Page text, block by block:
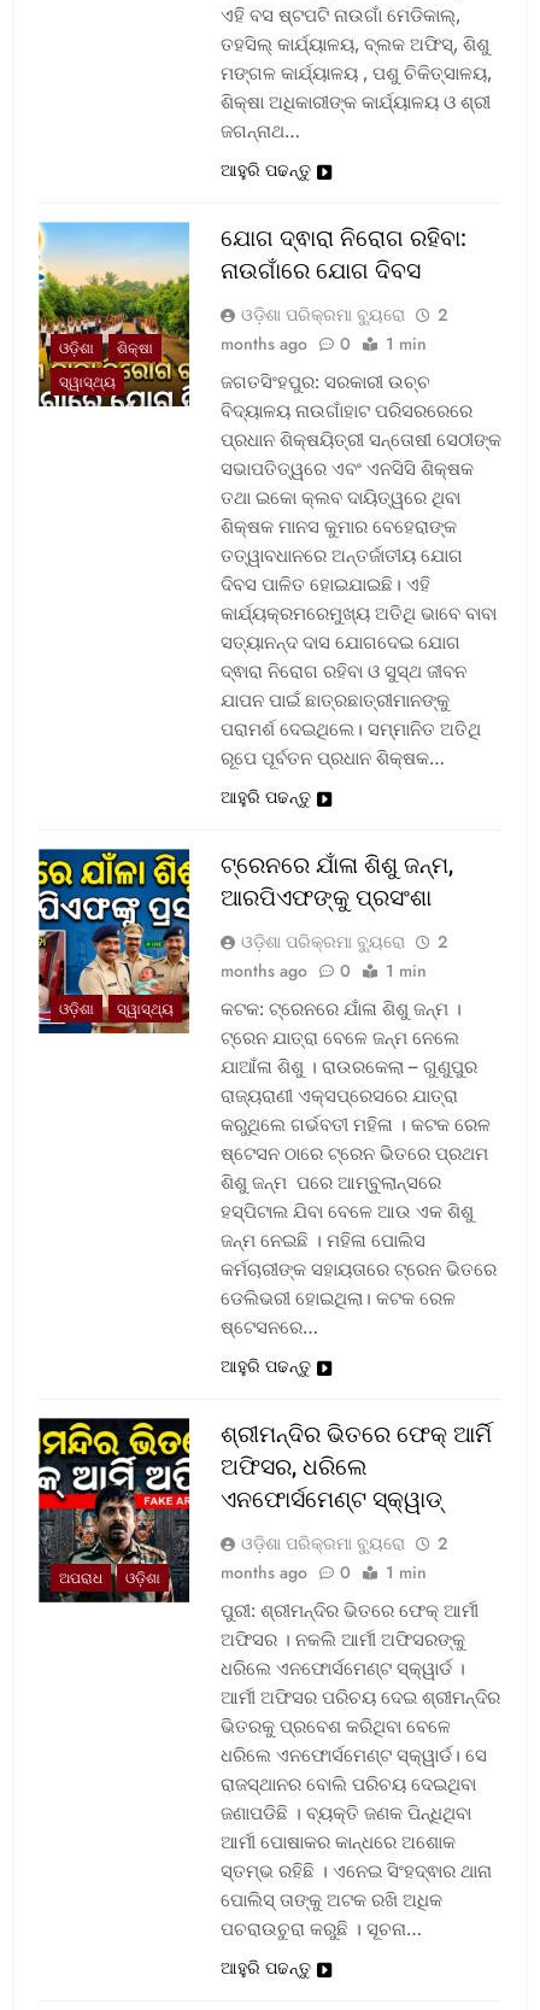
ଏହି ବସ ଷ୍ଟପଟି ନାଉଗାଁ ମେଡିକାଲ୍‌,
ତହସିଲ୍‌ କାର୍ଯ୍ୟାଳୟ, ବ୍ଲକ ଅଫିସ୍‌, ଶିଶୁ
ମଙ୍ଗଳ କାର୍ଯ୍ୟାଳୟ , ପଶୁ ଚିକିତ୍ସାଳୟ,
ଶିକ୍ଷା ଅଧିକାରୀଙ୍କ କାର୍ଯ୍ୟାଳୟ ଓ ଶ୍ରୀ
ଜଗନ୍ନାଥ…
ଆହୁରି ପଢନ୍ତୁ
ଓଡ଼ିଶା
ଶିକ୍ଷା
ସ୍ୱାସ୍ଥ୍ୟ
ଯୋଗ ଦ୍ଵାରା ନିରୋଗ ରହିବା:
ନାଉଗାଁରେ ଯୋଗ ଦିବସ
ଓଡ଼ିଶା ପରିକ୍ରମା ବ୍ୟୁରୋ
2
months ago
0 1 min
ଜଗତସିଂହପୁର: ସରକାରୀ ଉଚ୍ଚ
ବିଦ୍ୟାଳୟ ନାଉଗାଁହାଟ ପରିସରରେରେ
ପ୍ରଧାନ ଶିକ୍ଷୟିତ୍ରୀ ସନ୍ତୋଷୀ ସେଠୀଙ୍କ
ସଭାପତିତ୍ୱରେ ଏବଂ ଏନସିସି ଶିକ୍ଷକ
ତଥା ଇକୋ କ୍ଲବ ଦାୟିତ୍ୱରେ ଥିବା
ଶିକ୍ଷକ ମାନସ କୁମାର ବେହେରାଙ୍କ
ତତ୍ୱାବଧାନରେ ଅନ୍ତର୍ଜାତୀୟ ଯୋଗ
ଦିବସ ପାଳିତ ହୋଇଯାଇଛି। ଏହି
କାର୍ଯ୍ୟକ୍ରମରେମୁଖ୍ୟ ଅତିଥି ଭାବେ ବାବା
ସତ୍ୟାନନ୍ଦ ଦାସ ଯୋଗଦେଇ ଯୋଗ
ଦ୍ଵାରା ନିରୋଗ ରହିବା ଓ ସୁସ୍ଥ ଜୀବନ
ଯାପନ ପାଇଁ ଛାତ୍ରଛାତ୍ରୀମାନଙ୍କୁ
ପରାମର୍ଶ ଦେଇଥିଲେ। ସମ୍ମାନିତ ଅତିଥି
ରୂପେ ପୂର୍ବତନ ପ୍ରଧାନ ଶିକ୍ଷକ…
ଆହୁରି ପଢନ୍ତୁ
ଓଡ଼ିଶା ସ୍ୱାସ୍ଥ୍ୟ
ଟ୍ରେନରେ ଯାଁଳା ଶିଶୁ ଜନ୍ମ,
ଆରପିଏଫଙ୍କୁ ପ୍ରସଂଶା
ଓଡ଼ିଶା ପରିକ୍ରମା ବ୍ୟୁରୋ
2
months ago
0 1 min
କଟକ: ଟ୍ରେନରେ ଯାଁଳା ଶିଶୁ ଜନ୍ମ ।
ଟ୍ରେନ ଯାତ୍ରା ବେଳେ ଜନ୍ମ ନେଲେ
ଯାଆଁଳା ଶିଶୁ । ରାଉରକେଲା – ଗୁଣୁପୁର
ରାଜ୍ୟରାଣୀ ଏକ୍ସପ୍ରେସରେ ଯାତ୍ରା
କରୁଥିଲେ ଗର୍ଭବତୀ ମହିଳା । କଟକ ରେଳ
ଷ୍ଟେସନ ଠାରେ ଟ୍ରେନ ଭିତରେ ପ୍ରଥମ
ଶିଶୁ ଜନ୍ମ ପରେ ଆମ୍ବୁଲାନ୍ସରେ
ହସ୍ପିଟାଲ ଯିବା ବେଳେ ଆଉ ଏକ ଶିଶୁ
ଜନ୍ମ ନେଇଛି । ମହିଳା ପୋଲିସ
କର୍ମଚାରୀଙ୍କ ସହାୟତାରେ ଟ୍ରେନ ଭିତରେ
ଡେଲିଭରୀ ହୋଇଥିଲା। କଟକ ରେଳ
ଷ୍ଟେସନରେ…
ଆହୁରି ପଢନ୍ତୁ
ଅପରାଧ ଓଡ଼ିଶା
ଶ୍ରୀମନ୍ଦିର ଭିତରେ ଫେକ୍ ଆର୍ମି
ଅଫିସର, ଧରିଲେ
ଏନଫୋର୍ସମେଣ୍ଟ ସ୍କ୍ୱାଡ୍‌
ଓଡ଼ିଶା ପରିକ୍ରମା ବ୍ୟୁରୋ
2
months ago
0 1 min
ପୁରୀ: ଶ୍ରୀମନ୍ଦିର ଭିତରେ ଫେକ୍ ଆର୍ମୀ
ଅଫିସର । ନକଲି ଆର୍ମୀ ଅଫିସରଙ୍କୁ
ଧରିଲେ ଏନଫୋର୍ସମେଣ୍ଟ ସ୍କ୍ୱାର୍ଡ ।
ଆର୍ମୀ ଅଫିସର ପରିଚୟ ଦେଇ ଶ୍ରୀମନ୍ଦିର
ଭିତରକୁ ପ୍ରବେଶ କରିଥିବା ବେଳେ
ଧରିଲେ ଏନଫୋର୍ସମେଣ୍ଟ ସ୍କ୍ୱାର୍ଡ। ସେ
ରାଜସ୍ଥାନର ବୋଲି ପରିଚୟ ଦେଇଥିବା
ଜଣାପଡିଛି । ବ୍ୟକ୍ତି ଜଣକ ପିନ୍ଧିଥିବା
ଆର୍ମୀ ପୋଷାକର କାନ୍ଧରେ ଅଶୋକ
ସ୍ତମ୍ଭ ରହିଛି । ଏନେଇ ସିଂହଦ୍ଵାର ଥାନା
ପୋଲିସ୍ ତାଙ୍କୁ ଅଟକ ରଖି ଅଧିକ
ପଚରାଉଚୁରା କରୁଛି । ସୂଚନା…
ଆହୁରି ପଢନ୍ତୁ